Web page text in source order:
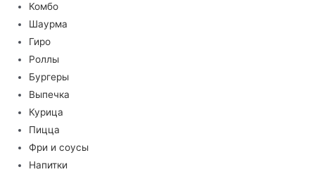
Комбо
Шаурма
Гиро
Роллы
Бургеры
Выпечка
Курица
Пицца
Фри и соусы
Напитки